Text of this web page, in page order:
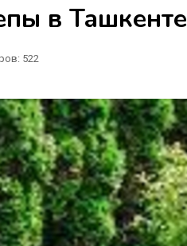
в Ташкенте
522